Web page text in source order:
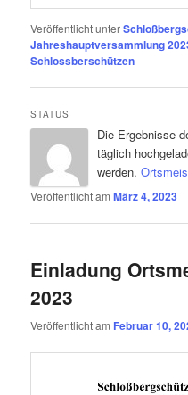
Veröffentlicht unter
Jahreshauptversammlung
Schlossberschützen
STATUS
Die Ergebnisse
täglich
werden.
Veröffentlicht amMärz 4, 2023
Einladung
2023
Veröffentlicht am Februar 10,